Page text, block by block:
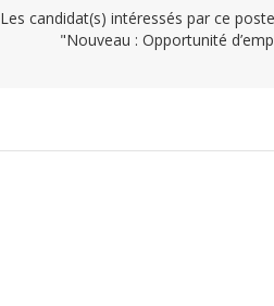
Les candidat(s) intéressés par ce
"Nouveau : Opportunité